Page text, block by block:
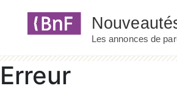
Erreur